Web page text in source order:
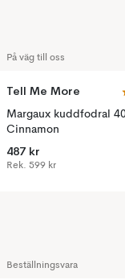
På väg till oss
Tell Me More
Margaux kuddfodral
Cinnamon
487 kr
Rek. 599 kr
Beställningsvara